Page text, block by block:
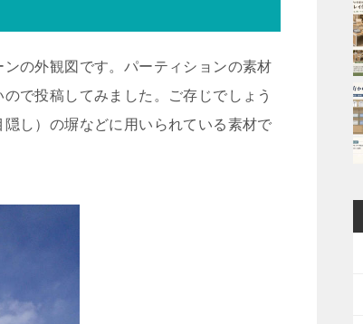
の外観図です。パーティションの素材
で投稿してみました。ご存じでしょう
し）の塀などに用いられている素材で